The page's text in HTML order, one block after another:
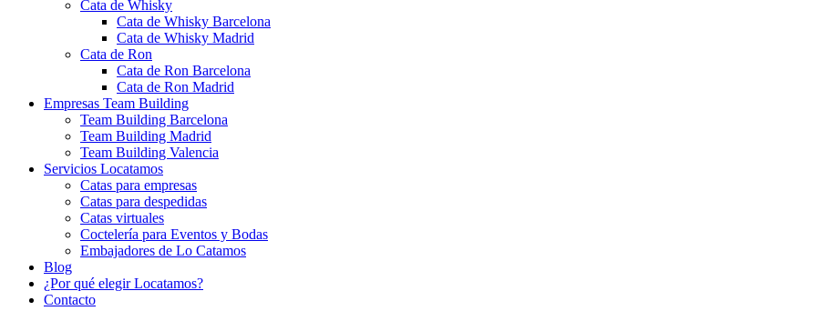
Cata de Whisky
Cata de Whisky Barcelona
Cata de Whisky Madrid
Cata de Ron
Cata de Ron Barcelona
Cata de Ron Madrid
Empresas Team Building
Team Building Barcelona
Team Building Madrid
Team Building Valencia
Servicios Locatamos
Catas para empresas
Catas para despedidas
Catas virtuales
Coctelería para Eventos y Bodas
Embajadores de Lo Catamos
Blog
¿Por qué elegir Locatamos?
Contacto